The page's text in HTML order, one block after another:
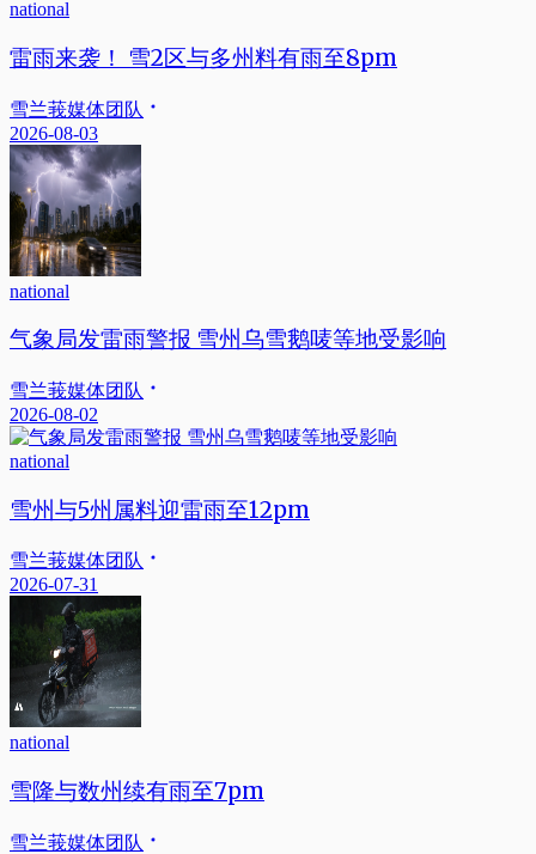
national
雷雨来袭！ 雪2区与多州料有雨至8pm
雪兰莪媒体团队
2026-08-03
national
气象局发雷雨警报 雪州乌雪鹅唛等地受影响
雪兰莪媒体团队
2026-08-02
national
雪州与5州属料迎雷雨至12pm
雪兰莪媒体团队
2026-07-31
national
雪隆与数州续有雨至7pm
雪兰莪媒体团队